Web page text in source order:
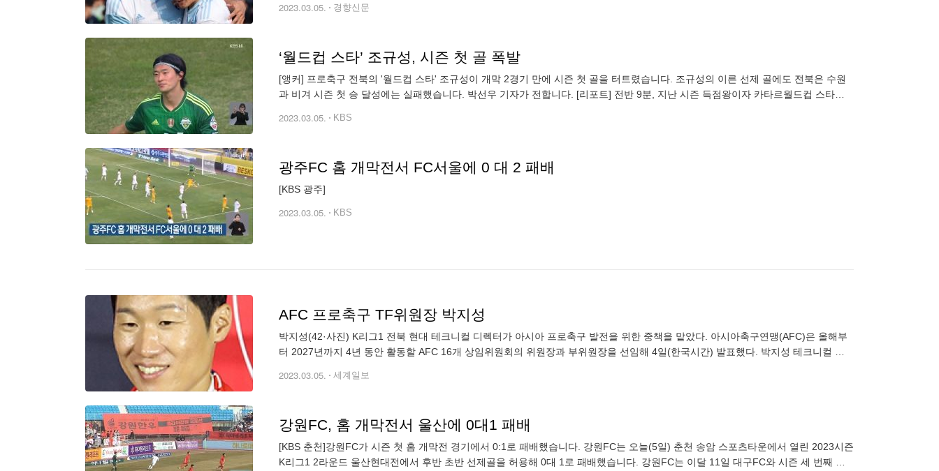
2023.03.05. 경향신문
‘월드컵 스타’ 조규성, 시즌 첫 골 폭발
[앵커] 프로축구 전북의 '월드컵 스타' 조규성이 개막 2경기 만에 시즌 첫 골을 터트렸습니다. 조규성의 이른 선제 골에도 전북은 수원
과 비겨 시즌 첫 승 달성에는 실패했습니다. 박선우 기자가 전합니다. [리포트] 전반 9분, 지난 시즌 득점왕이자 카타르월드컵 스타로
2023.03.05. KBS
광주FC 홈 개막전서 FC서울에 0 대 2 패배
[KBS 광주]
2023.03.05. KBS
AFC 프로축구 TF위원장 박지성
박지성(42·사진) K리그1 전북 현대 테크니컬 디렉터가 아시아 프로축구 발전을 위한 중책을 맡았다. 아시아축구연맹(AFC)은 올해부
터 2027년까지 4년 동안 활동할 AFC 16개 상임위원회의 위원장과 부위원장을 선임해 4일(한국시간) 발표했다. 박지성 테크니컬 디
2023.03.05. 세계일보
강원FC, 홈 개막전서 울산에 0대1 패배
[KBS 춘천]강원FC가 시즌 첫 홈 개막전 경기에서 0:1로 패배했습니다. 강원FC는 오늘(5일) 춘천 송암 스포츠타운에서 열린 2023시즌
K리그1 2라운드 울산현대전에서 후반 초반 선제골을 허용해 0대 1로 패배했습니다. 강원FC는 이달 11일 대구FC와 시즌 세 번째 경